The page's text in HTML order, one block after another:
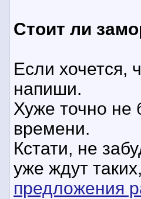
Стоит ли
Если хочется,
напиши.
Хуже точно не
времени.
Кстати, не
уже ждут
предложения